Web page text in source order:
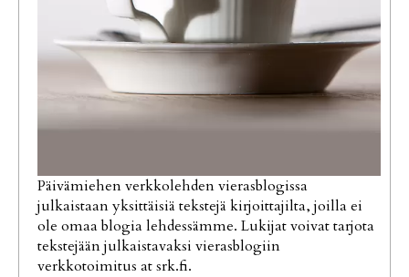
Päivämiehen verkkolehden vierasblogissa
julkaistaan yksittäisiä tekstejä kirjoittajilta, joilla ei
ole omaa blogia lehdessämme. Lukijat voivat tarjota
tekstejään julkaistavaksi vierasblogiin
verkkotoimitus at srk.fi.